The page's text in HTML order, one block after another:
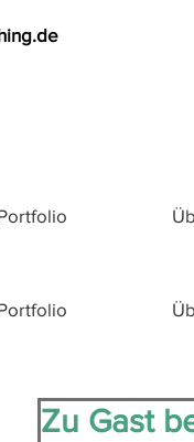
Zu Gast